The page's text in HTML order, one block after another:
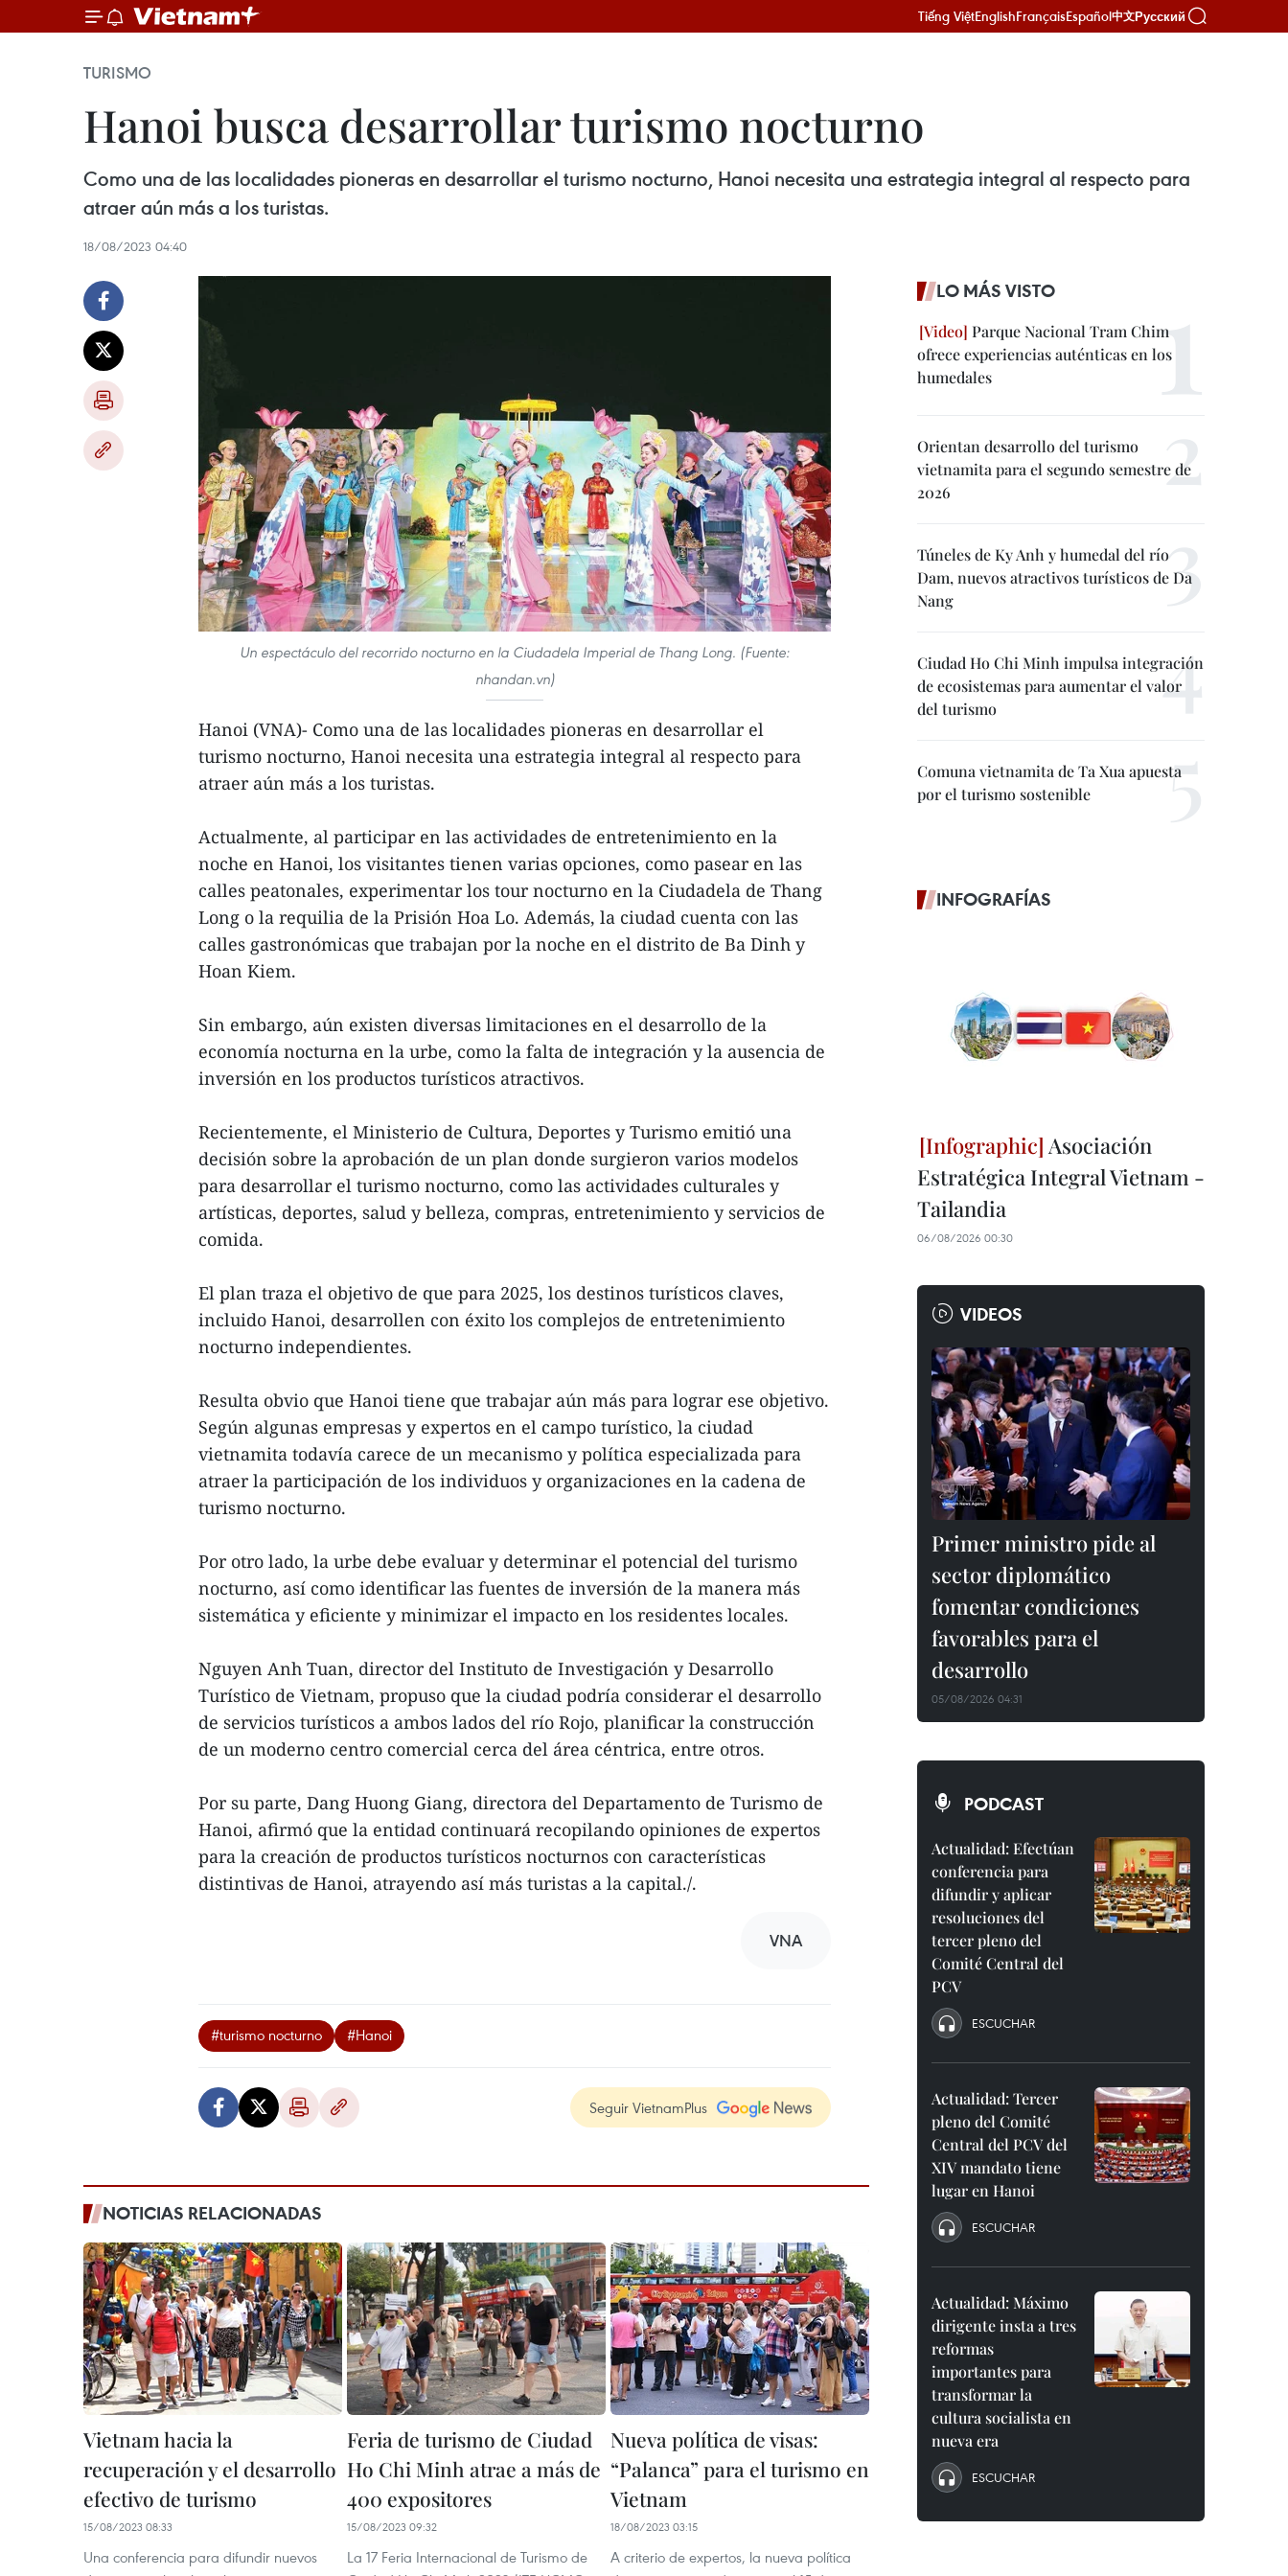
Tiếng ViệtEnglishFrançaisEspañol中文Русский
TURISMO
Hanoi busca desarrollar turismo nocturno
Como una de las localidades pioneras en desarrollar el turismo nocturno, Hanoi necesita una estrategia integral al respecto para
atraer aún más a los turistas.
18/08/2023 04:40
Un espectáculo del recorrido nocturno en la Ciudadela Imperial de Thang Long. (Fuente:
nhandan.vn)
Hanoi (VNA)- Como una de las localidades pioneras en desarrollar el
turismo nocturno, Hanoi necesita una estrategia integral al respecto para
atraer aún más a los turistas.
Actualmente, al participar en las actividades de entretenimiento en la
noche en Hanoi, los visitantes tienen varias opciones, como pasear en las
calles peatonales, experimentar los tour nocturno en la Ciudadela de Thang
Long o la requilia de la Prisión Hoa Lo. Además, la ciudad cuenta con las
calles gastronómicas que trabajan por la noche en el distrito de Ba Dinh y
Hoan Kiem.
Sin embargo, aún existen diversas limitaciones en el desarrollo de la
economía nocturna en la urbe, como la falta de integración y la ausencia de
inversión en los productos turísticos atractivos.
Recientemente, el Ministerio de Cultura, Deportes y Turismo emitió una
decisión sobre la aprobación de un plan donde surgieron varios modelos
para desarrollar el turismo nocturno, como las actividades culturales y
artísticas, deportes, salud y belleza, compras, entretenimiento y servicios de
comida.
El plan traza el objetivo de que para 2025, los destinos turísticos claves,
incluido Hanoi, desarrollen con éxito los complejos de entretenimiento
nocturno independientes.
Resulta obvio que Hanoi tiene que trabajar aún más para lograr ese objetivo.
Según algunas empresas y expertos en el campo turístico, la ciudad
vietnamita todavía carece de un mecanismo y política especializada para
atraer la participación de los individuos y organizaciones en la cadena de
turismo nocturno.
Por otro lado, la urbe debe evaluar y determinar el potencial del turismo
nocturno, así como identificar las fuentes de inversión de la manera más
sistemática y eficiente y minimizar el impacto en los residentes locales.
Nguyen Anh Tuan, director del Instituto de Investigación y Desarrollo
Turístico de Vietnam, propuso que la ciudad podría considerar el desarrollo
de servicios turísticos a ambos lados del río Rojo, planificar la construcción
de un moderno centro comercial cerca del área céntrica, entre otros.
Por su parte, Dang Huong Giang, directora del Departamento de Turismo de
Hanoi, afirmó que la entidad continuará recopilando opiniones de expertos
para la creación de productos turísticos nocturnos con características
distintivas de Hanoi, atrayendo así más turistas a la capital./.
VNA
#turismo nocturno #Hanoi
Seguir VietnamPlus
NOTICIAS RELACIONADAS
Vietnam hacia la
recuperación y el desarrollo
efectivo de turismo
15/08/2023 08:33
Una conferencia para difundir nuevos
Feria de turismo de Ciudad
Ho Chi Minh atrae a más de
400 expositores
15/08/2023 09:32
La 17 Feria Internacional de Turismo de
Nueva política de visas:
“Palanca” para el turismo en
Vietnam
18/08/2023 03:15
A criterio de expertos, la nueva política
LO MÁS VISTO
Parque Nacional Tram Chim
ofrece experiencias auténticas en los
humedales
Orientan desarrollo del turismo
vietnamita para el segundo semestre de
2026
Túneles de Ky Anh y humedal del río
Dam, nuevos atractivos turísticos de Da
Nang
Ciudad Ho Chi Minh impulsa integración
de ecosistemas para aumentar el valor
del turismo
Comuna vietnamita de Ta Xua apuesta
por el turismo sostenible
INFOGRAFÍAS
Asociación
Estratégica Integral Vietnam -
Tailandia
06/08/2026 00:30
VIDEOS
Primer ministro pide al
sector diplomático
fomentar condiciones
favorables para el
desarrollo
05/08/2026 04:31
PODCAST
Actualidad: Efectúan
conferencia para
difundir y aplicar
resoluciones del
tercer pleno del
Comité Central del
PCV
ESCUCHAR
Actualidad: Tercer
pleno del Comité
Central del PCV del
XIV mandato tiene
lugar en Hanoi
ESCUCHAR
Actualidad: Máximo
dirigente insta a tres
reformas
importantes para
transformar la
cultura socialista en
nueva era
ESCUCHAR